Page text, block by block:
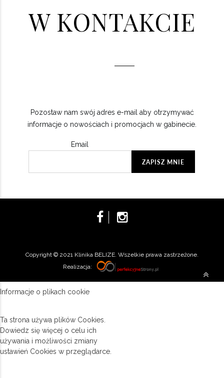
W KONTAKCIE
Pozostaw nam swój adres e-mail aby otrzymywać
informacje o nowościach i promocjach w gabinecie.
Email
Copyright © 2021 Klinika BELIZE. Wszelkie prawa zastrzeżone.
Realizacja:
Informacje o plikach cookie
Ta strona używa plików Cookies.
Dowiedz się więcej o celu ich
używania i możliwości zmiany
ustawień Cookies w przeglądarce.